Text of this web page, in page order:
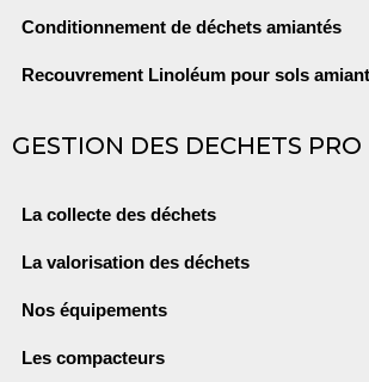
Conditionnement de déchets amiantés
Recouvrement Linoléum pour sols
GESTION DES DECHETS PRO
La collecte des déchets
La valorisation des déchets
Nos équipements
Les compacteurs